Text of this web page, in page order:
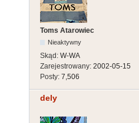
Toms Atarowiec
Nieaktywny
Skąd: W-WA
Zarejestrowany: 2002-05-15
Posty: 7,506
dely